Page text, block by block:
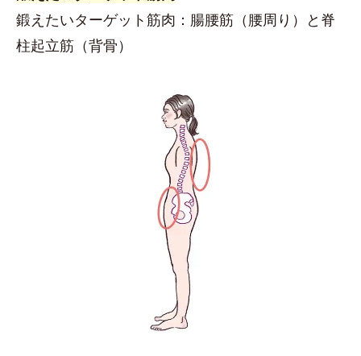
鍛えたいターゲット筋肉：腸腰筋（腰周り）と脊
柱起立筋（背骨）